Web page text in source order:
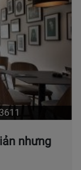
3611
nhưng